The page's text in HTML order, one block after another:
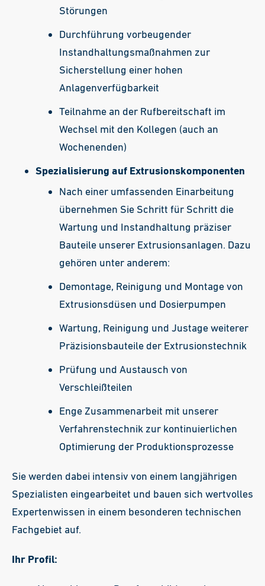
Störungen
Durchführung vorbeugender
Instandhaltungsmaßnahmen zur
Sicherstellung einer hohen
Anlagenverfügbarkeit
Teilnahme an der Rufbereitschaft im
Wechsel mit den Kollegen (auch an
Wochenenden)
Spezialisierung auf Extrusionskomponenten
Nach einer umfassenden Einarbeitung
übernehmen Sie Schritt für Schritt die
Wartung und Instandhaltung präziser
Bauteile unserer Extrusionsanlagen. Dazu
gehören unter anderem:
Demontage, Reinigung und Montage von
Extrusionsdüsen und Dosierpumpen
Wartung, Reinigung und Justage weiterer
Präzisionsbauteile der Extrusionstechnik
Prüfung und Austausch von
Verschleißteilen
Enge Zusammenarbeit mit unserer
Verfahrenstechnik zur kontinuierlichen
Optimierung der Produktionsprozesse
Sie werden dabei intensiv von einem langjährigen
Spezialisten eingearbeitet und bauen sich wertvolles
Expertenwissen in einem besonderen technischen
Fachgebiet auf.
Ihr Profil: